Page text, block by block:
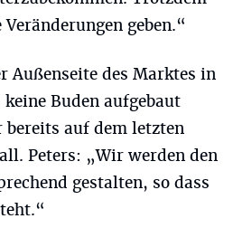
geben.“
Außenseite des Marktes in
Buden aufgebaut
bereits auf dem letzten
Peters: „Wir werden den
gestalten, so dass